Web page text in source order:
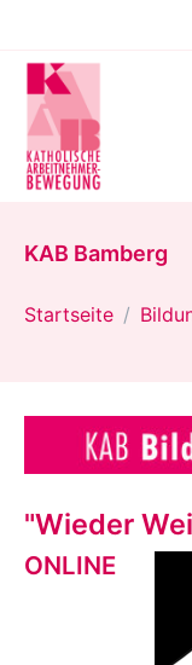
springen
KAB Bamberg
Startseite
"Wieder
ONLINE